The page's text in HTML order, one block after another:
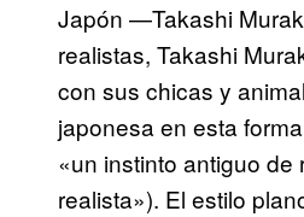
Japón —Takashi
realistas, Takashi
con sus chicas y
japonesa en esta
«un instinto antiguo
realista»). El estilo